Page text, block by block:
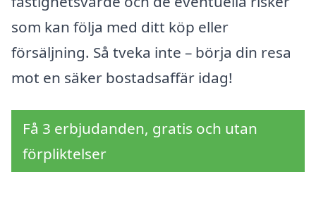
som kan följa med ditt köp eller
försäljning. Så tveka inte – börja din resa
mot en säker bostadsaffär idag!
Få 3 erbjudanden, gratis och utan
förpliktelser